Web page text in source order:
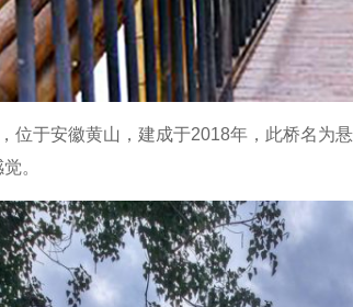
，位于安徽黄山，建成于2018年，此桥名为
。